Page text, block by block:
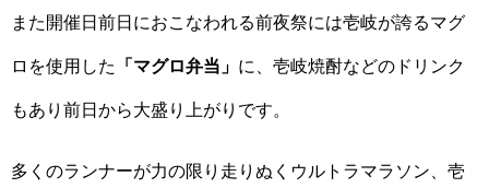
また開催日前日におこなわれる前夜祭には壱岐が誇るマグ
ロを使用した 「マグロ弁当」 に、壱岐焼酎などのドリンク
もあり前日から大盛り上がりです。
多くのランナーが力の限り走りぬくウルトラマラソン、壱